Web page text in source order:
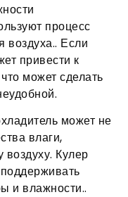
процесс
воздуха.. Если
привести к
может сделать
может не
влаги,
воздуху. Кулер
и влажности..